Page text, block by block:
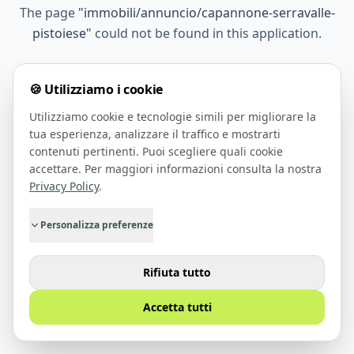
The page "immobili/annuncio/capannone-serravalle-
pistoiese" could not be found in this application.
Go Home
🍪 Utilizziamo i cookie
Utilizziamo cookie e tecnologie simili per migliorare la
tua esperienza, analizzare il traffico e mostrarti
contenuti pertinenti. Puoi scegliere quali cookie
accettare. Per maggiori informazioni consulta la nostra
Privacy Policy.
Personalizza preferenze
Rifiuta tutto
Accetta tutti